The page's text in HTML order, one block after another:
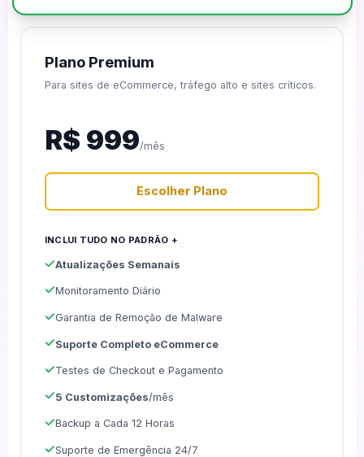
Plano Premium
Para sites de eCommerce, tráfego alto e sites críticos.
R$ 999/mês
Escolher Plano
INCLUI TUDO NO PADRÃO +
Atualizações Semanais
Monitoramento Diário
Garantia de Remoção de Malware
Suporte Completo eCommerce
Testes de Checkout e Pagamento
5 Customizações/mês
Backup a Cada 12 Horas
Suporte de Emergência 24/7